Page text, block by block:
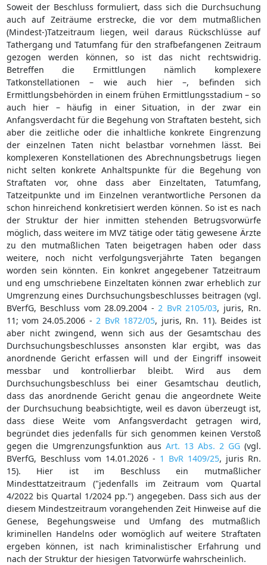
Soweit der Beschluss formuliert, dass sich die Durchsuchung
auch auf Zeiträume erstrecke, die vor dem mutmaßlichen
(Mindest-)Tatzeitraum liegen, weil daraus Rückschlüsse auf
Tathergang und Tatumfang für den strafbefangenen Zeitraum
gezogen werden können, so ist das nicht rechtswidrig.
Betreffen die Ermittlungen nämlich komplexere
Tatkonstellationen – wie auch hier –, befinden sich
Ermittlungsbehörden in einem frühen Ermittlungsstadium – so
auch hier – häufig in einer Situation, in der zwar ein
Anfangsverdacht für die Begehung von Straftaten besteht, sich
aber die zeitliche oder die inhaltliche konkrete Eingrenzung
der einzelnen Taten nicht belastbar vornehmen lässt. Bei
komplexeren Konstellationen des Abrechnungsbetrugs liegen
nicht selten konkrete Anhaltspunkte für die Begehung von
Straftaten vor, ohne dass aber Einzeltaten, Tatumfang,
Tatzeitpunkte und im Einzelnen verantwortliche Personen da
schon hinreichend konkretisiert werden können. So ist es nach
der Struktur der hier inmitten stehenden Betrugsvorwürfe
möglich, dass weitere im MVZ tätige oder tätig gewesene Ärzte
zu den mutmaßlichen Taten beigetragen haben oder dass
weitere, noch nicht verfolgungsverjährte Taten begangen
worden sein könnten. Ein konkret angegebener Tatzeitraum
und eng umschriebene Einzeltaten können zwar erheblich zur
Umgrenzung eines Durchsuchungsbeschlusses beitragen (vgl.
BVerfG, Beschluss vom 28.09.2004 - 2 BvR 2105/03, juris, Rn.
11; vom 24.05.2006 - 2 BvR 1872/05, juris, Rn. 11). Beides ist
aber nicht zwingend, wenn sich aus der Gesamtschau des
Durchsuchungsbeschlusses ansonsten klar ergibt, was das
anordnende Gericht erfassen will und der Eingriff insoweit
messbar und kontrollierbar bleibt. Wird aus dem
Durchsuchungsbeschluss bei einer Gesamtschau deutlich,
dass das anordnende Gericht genau die angeordnete Weite
der Durchsuchung beabsichtigte, weil es davon überzeugt ist,
dass diese Weite vom Anfangsverdacht getragen wird,
begründet dies jedenfalls für sich genommen keinen Verstoß
gegen die Umgrenzungsfunktion ausArt. 13 Abs. 2 GG(vgl.
BVerfG, Beschluss vom 14.01.2026 - 1 BvR 1409/25, juris Rn.
15). Hier ist im Beschluss ein mutmaßlicher
Mindesttatzeitraum ("jedenfalls im Zeitraum vom Quartal
4/2022 bis Quartal 1/2024 pp.") angegeben. Dass sich aus der
diesem Mindestzeitraum vorangehenden Zeit Hinweise auf die
Genese, Begehungsweise und Umfang des mutmaßlich
kriminellen Handelns oder womöglich auf weitere Straftaten
ergeben können, ist nach kriminalistischer Erfahrung und
nach der Struktur der hiesigen Tatvorwürfe wahrscheinlich.